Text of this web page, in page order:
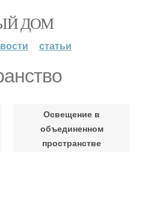
ДОМ
статьи
Освещение в
объединенном
пространстве